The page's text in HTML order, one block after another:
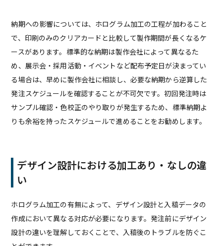
納期への影響については、ホログラム加工の工程が加わること
で、印刷のみのクリアカードと比較して製作期間が長くなるケ
ースがあります。標準的な納期は製作会社によって異なるた
め、展示会・採用活動・イベントなど配布予定日が決まってい
る場合は、早めに製作会社に相談し、必要な納期から逆算した
発注スケジュールを確認することが不可欠です。初回発注時は
サンプル確認・色校正のやり取りが発生するため、標準納期よ
りも余裕を持ったスケジュールで進めることをお勧めします。
デザイン設計における加工あり・なしの違
い
ホログラム加工の有無によって、デザイン設計と入稿データの
作成において異なる対応が必要になります。発注前にデザイン
設計の違いを理解しておくことで、入稿後のトラブルを防ぐこ